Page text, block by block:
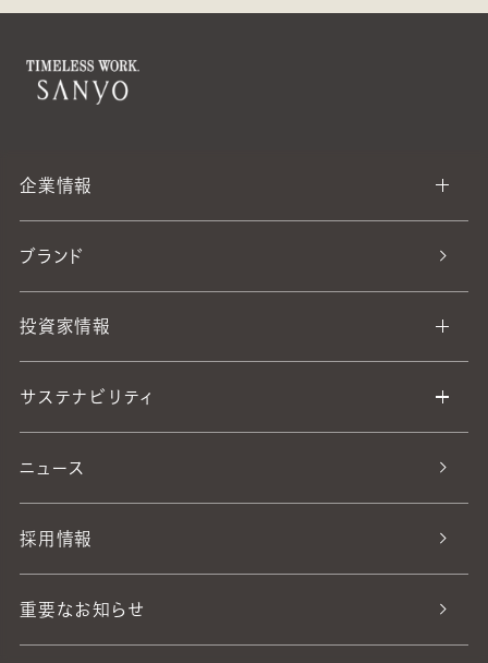
企業情報
ブランド
投資家情報
サステナビリティ
ニュース
採用情報
重要なお知らせ